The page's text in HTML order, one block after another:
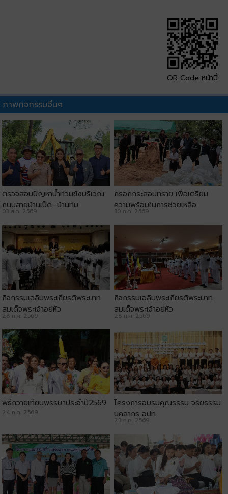
QR Code หน้านี้
ภาพกิจกรรมอื่นๆ
ตรวจสอบปัญหาน้ำท่วมขังบริเวณ
ถนนสายบ้านเป็ด–บ้านทุ่ม
03 ส.ค. 2569
กรอกกระสอบทราย เพื่อเตรียม
ความพร้อมในการช่วยเหลือ
ประชาชน
30 ก.ค. 2569
กิจกรรมเฉลิมพระเกียรติพระบาท
สมเด็จพระเจ้าอยู่หัว
28 ก.ค. 2569
กิจกรรมเฉลิมพระเกียรติพระบาท
สมเด็จพระเจ้าอยู่หัว
28 ก.ค. 2569
พิธีถวายเทียนพรรษาประจำปี2569
24 ก.ค. 2569
โครงการอบรมคุณธรรม จริยธรรม
บุคลากร อปท
23 ก.ค. 2569